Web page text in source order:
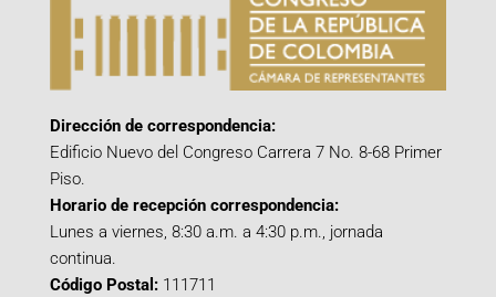
Dirección de correspondencia:
Edificio Nuevo del Congreso Carrera 7 No. 8-68 Primer
Piso.
Horario de recepción correspondencia:
Lunes a viernes, 8:30 a.m. a 4:30 p.m., jornada
continua.
Código Postal: 111711